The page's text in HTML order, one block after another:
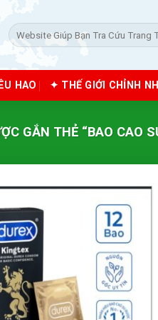
Tìm
kiếm:
HAO ✦ THẾ GIỚI CHỈNH
GẮN THẺ “BAO CAO